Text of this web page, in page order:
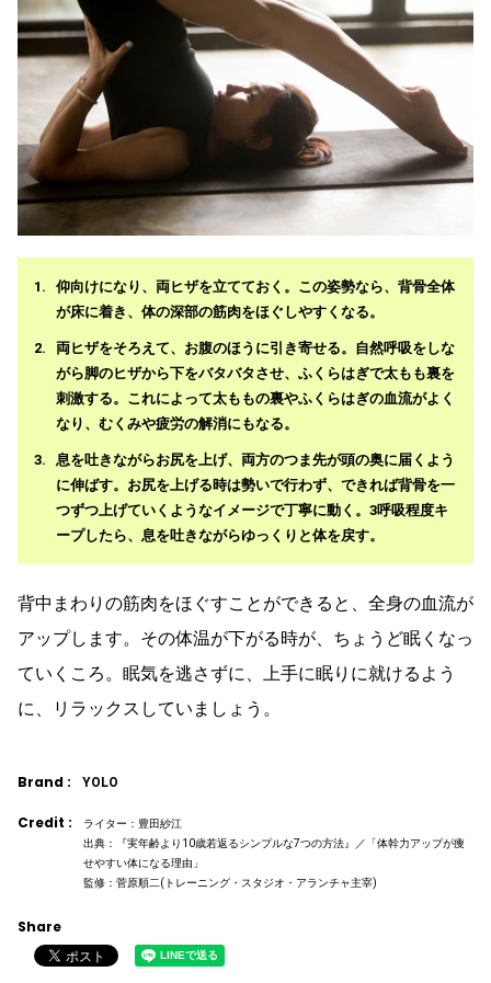
仰向けになり、両ヒザを立てておく。この姿勢なら、背骨全体
が床に着き、体の深部の筋肉をほぐしやすくなる。
両ヒザをそろえて、お腹のほうに引き寄せる。自然呼吸をしな
がら脚のヒザから下をバタバタさせ、ふくらはぎで太もも裏を
刺激する。これによって太ももの裏やふくらはぎの血流がよく
なり、むくみや疲労の解消にもなる。
息を吐きながらお尻を上げ、両方のつま先が頭の奥に届くよう
に伸ばす。お尻を上げる時は勢いで行わず、できれば背骨を一
つずつ上げていくようなイメージで丁寧に動く。3呼吸程度キ
ープしたら、息を吐きながらゆっくりと体を戻す。
背中まわりの筋肉をほぐすことができると、全身の血流が
アップします。その体温が下がる時が、ちょうど眠くなっ
ていくころ。眠気を逃さずに、上手に眠りに就けるよう
に、リラックスしていましょう。
Brand : YOLO
Credit :
ライター：豊田紗江
出典：『実年齢より10歳若返るシンプルな7つの方法』／「体幹力アップが痩
せやすい体になる理由」
監修：菅原順二(トレーニング・スタジオ・アランチャ主宰)
Share